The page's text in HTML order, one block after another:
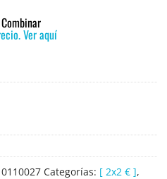
Ver aquí
Categorías: [ 2x2 € ],